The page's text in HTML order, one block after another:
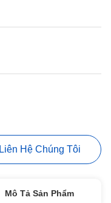
Liên Hệ Chúng Tôi
Mô Tả Sản Phẩm